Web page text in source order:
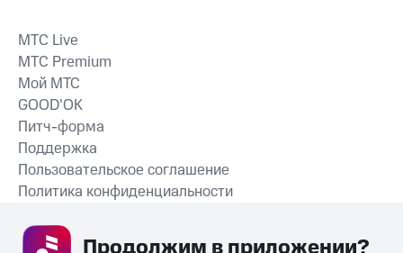
СКАЧАТЬ ПРИЛОЖЕНИЕ
MTС Live
MTС Premium
Мой МТС
GOOD’OK
Питч-форма
Поддержка
Пользовательское соглашение
Политика конфиденциальности